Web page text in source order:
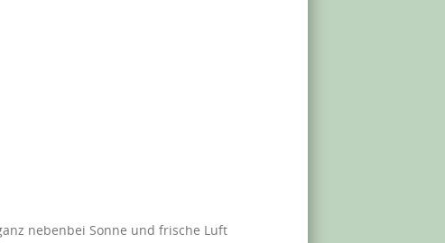
nebenbei Sonne und frische Luft